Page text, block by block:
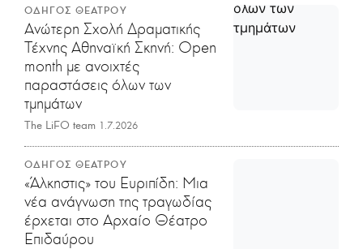
ΟΔΗΓΟΣ ΘΕΑΤΡΟΥ
Ανώτερη Σχολή Δραματικής
Τέχνης Αθηναϊκή Σκηνή: Open
month με ανοιχτές
παραστάσεις όλων των
τμημάτων
The LiFO team 1.7.2026
ΟΔΗΓΟΣ ΘΕΑΤΡΟΥ
«Άλκηστις» του Ευριπίδη: Μια
νέα ανάγνωση της τραγωδίας
έρχεται στο Αρχαίο Θέατρο
Επιδαύρου